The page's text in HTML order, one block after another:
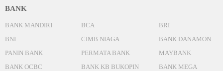
BANK
BANK MANDIRI BCA
BRI
BNI
CIMB NIAGA
BANK DANAMON
PANIN BANK
PERMATA BANK
MAYBANK
BANK OCBC
BANK KB BUKOPIN
BANK MEGA